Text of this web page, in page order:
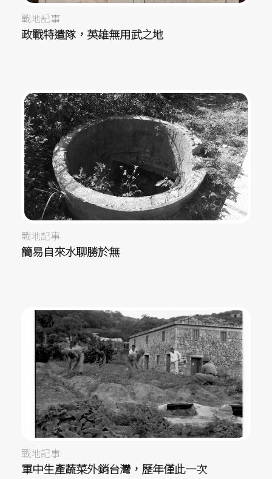
戰地記事
政戰特遣隊，英雄無用武之地
戰地記事
簡易自來水聊勝於無
戰地記事
軍中生產蔬菜外銷台灣，歷年僅此一次